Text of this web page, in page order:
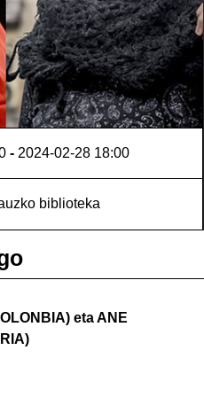
- 2024-02-28 18:00
biblioteka
eta ANE